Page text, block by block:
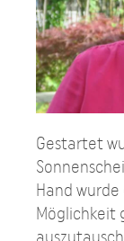
Gestartet
Hand
Möglichkeit